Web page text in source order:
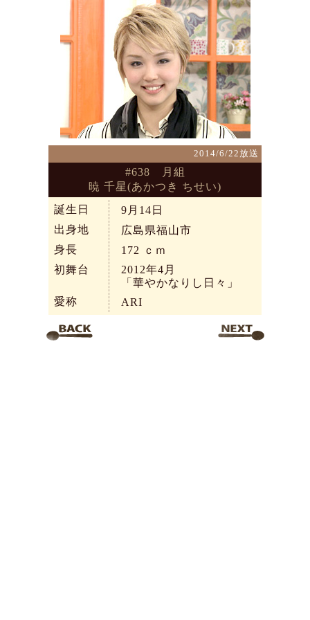
2014/6/22放送
#638 月組
暁 千星(あかつき ちせい)
誕生日
9月14日
出身地
広島県福山市
身長
172
ｃｍ
初舞台
2012年4月
「華やかなりし日々」
愛称
ARI